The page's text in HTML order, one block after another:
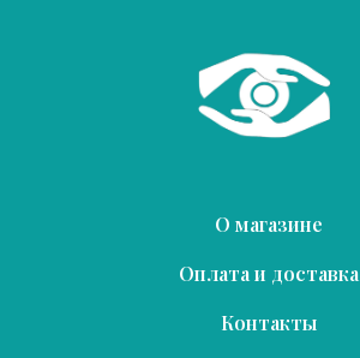
О магазине
Оплата и доставка
Контакты